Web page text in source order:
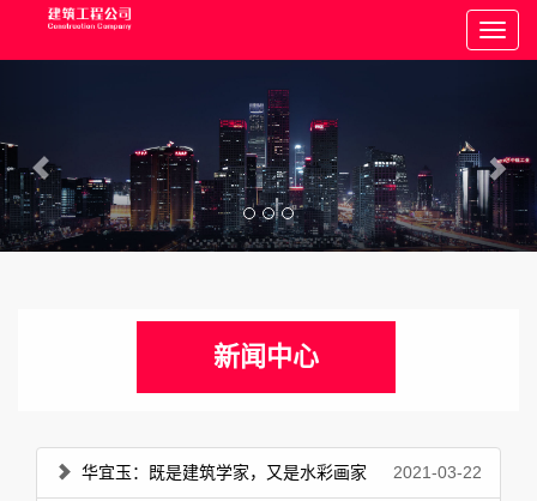
新闻中心
华宜玉：既是建筑学家，又是水彩画家 2021-03-22